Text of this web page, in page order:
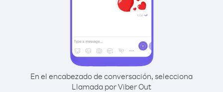
En el encabezado de conversación, selecciona
Llamada por Viber Out